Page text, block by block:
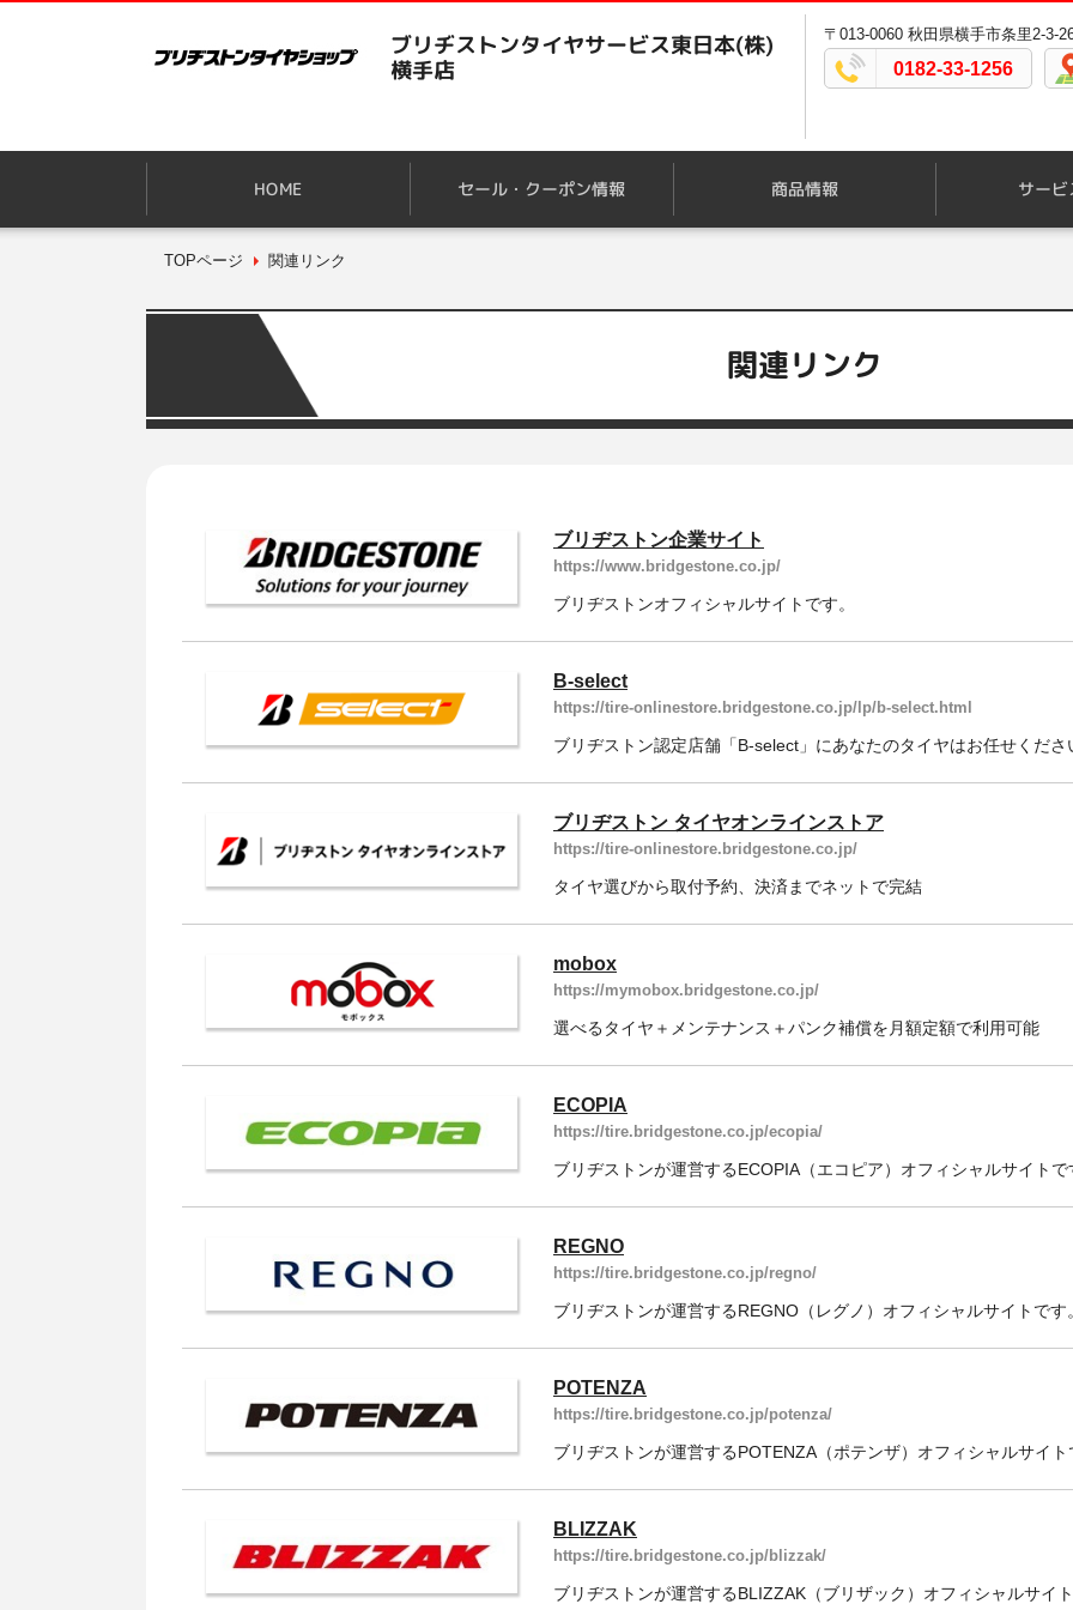
ブリヂストンタイヤサービス東日本(株)
横手店
〒013-0060 秋田県横手市条里2-3-
0182-33-1256
HOME セール・クーポン情報 商品情報 サー
TOPページ 関連リンク
関連リンク
ブリヂストン企業サイト
https://www.bridgestone.co.jp/
ブリヂストンオフィシャルサイトです。
B-select
https://tire-onlinestore.bridgestone.co.jp/lp/b-select.html
ブリヂストン認定店舗「B-select」にあなたのタイヤはお任せくださ
ブリヂストン タイヤオンラインストア
https://tire-onlinestore.bridgestone.co.jp/
タイヤ選びから取付予約、決済までネットで完結
mobox
https://mymobox.bridgestone.co.jp/
選べるタイヤ＋メンテナンス＋パンク補償を月額定額で利用可能
ECOPIA
https://tire.bridgestone.co.jp/ecopia/
ブリヂストンが運営するECOPIA（エコピア）オフィシャルサイトで
REGNO
https://tire.bridgestone.co.jp/regno/
ブリヂストンが運営するREGNO（レグノ）オフィシャルサイトです
POTENZA
https://tire.bridgestone.co.jp/potenza/
ブリヂストンが運営するPOTENZA（ポテンザ）オフィシャルサイト
BLIZZAK
https://tire.bridgestone.co.jp/blizzak/
ブリヂストンが運営するBLIZZAK（ブリザック）オフィシャルサイ